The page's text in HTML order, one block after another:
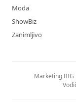
Moda
ShowBiz
Zanimljivo
Marketing BIG